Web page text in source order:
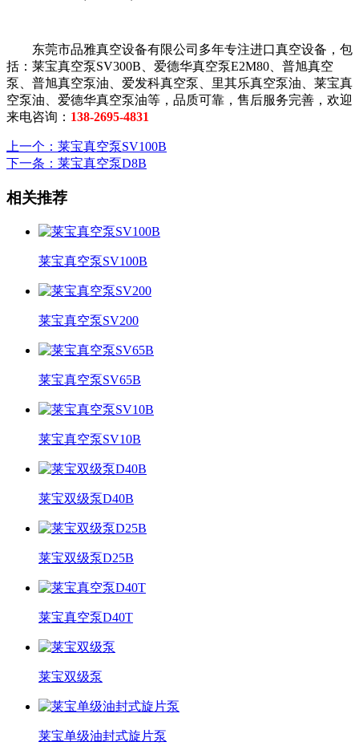
东莞市品雅真空设备有限公司多年专注进口真空设备，包
括：莱宝真空泵SV300B、爱德华真空泵E2M80、普旭真空
泵、普旭真空泵油、爱发科真空泵、里其乐真空泵油、莱宝真
空泵油、爱德华真空泵油等，品质可靠，售后服务完善，欢迎
来电咨询： 138-2695-4831
上一个 ：莱宝真空泵SV100B
下一条 ：莱宝真空泵D8B
相关推荐
莱宝真空泵SV100B
莱宝真空泵SV200
莱宝真空泵SV65B
莱宝真空泵SV10B
莱宝双级泵D40B
莱宝双级泵D25B
莱宝真空泵D40T
莱宝双级泵
莱宝单级油封式旋片泵